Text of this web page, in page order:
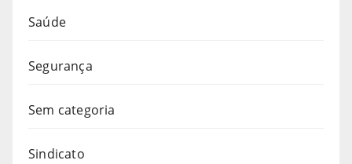
Saúde
Segurança
Sem categoria
Sindicato